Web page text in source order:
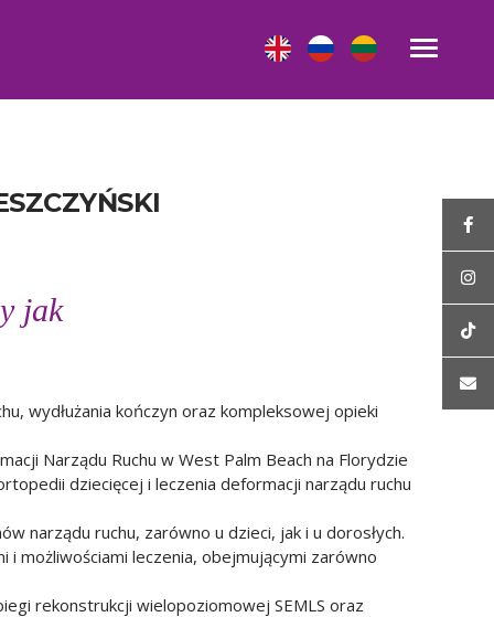
jak
wydłużania kończyn oraz kompleksowej opieki
Narządu Ruchu w West Palm Beach na Florydzie
dziecięcej i leczenia deformacji narządu ruchu
narządu ruchu, zarówno u dzieci, jak i u dorosłych.
i możliwościami leczenia, obejmującymi zarówno
rekonstrukcji wielopoziomowej SEMLS oraz